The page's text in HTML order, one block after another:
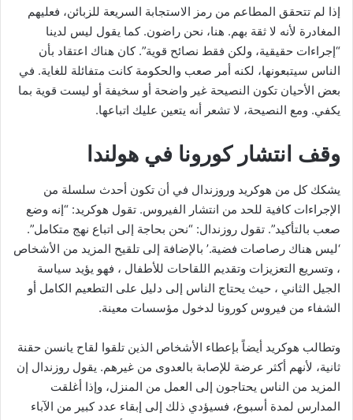
إذا لم تتحقق المطاعم من رمز الاستجابة السريعة للزبائن، فعليهم
المغادرة لأنه لا ثقة بهم. هنا، نحن راضون. كما يقول ليس لدينا
“إجراءات حقيقية، ولكن فقط نصائح قوية”. كان هناك اعتقاد بأن
الناس سيتبعونها، لكنه أمر صعب والحكومة كانت متفائلة للغاية. في
بعض الأحيان تكون النصيحة غير واضحة أو سخيفة أو ليست قوية بما
يكفي. ومع النصيحة، لا تشعر أنه يتعين عليك اتباعها.
وقف انتشار كورونا في هولندا
يشكك كل من هوكريد وروزندال في أن تكون أحدث سلسلة من
الإجراءات كافية للحد من انتشار الفيروس. تقول هوكريد: “إنه وضع
صعب بالتأكيد”. تقول روزندال: “نحن بحاجة إلى اتباع نهج متكامل”.
‘ليس هناك رصاصات فضية.’ بالإضافة إلى تلقيح المزيد من الأشخاص
، وتسريع التعزيزات وتقديم اللقاحات للأطفال ، فهو يؤيد سياسة
الجيل الثاني ، حيث يحتاج الناس إلى دليل على التطعيم الكامل أو
الشفاء من فيروس كورونا لدخول مؤسسات معينة.
وتطالب هوكريد أيضاً بإعطاء الأشخاص الذين تلقوا لقاح يانسن حقنة
ثانية، لأنهم أكثر عرضة للإصابة بالعدوى من غيرهم. يقول روزندال إن
المزيد من الناس يحتاجون إلى العمل من المنزل، وإذا أغلقت
المدارس لمدة أسبوع، فسيؤدي ذلك إلى إبقاء عدد كبير من الآباء